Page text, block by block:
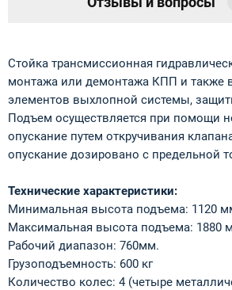
Стойка трансмиссионная
монтажа или демонтажа КПП и также
элементов выхлопной системы,
Подъем осуществляется при помощи
опускание путем откручивания
опускание дозировано с предельной
Технические характеристики:
Минимальная высота подъема: 1120
Максимальная высота подъема: 1880
Рабочий диапазон: 760мм.
Грузоподъемность: 600 кг
Количество колес: 4 (четыре